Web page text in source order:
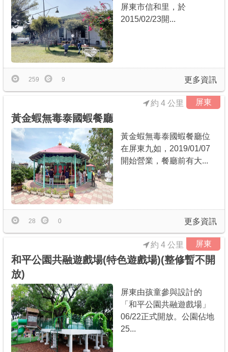
屏東市信和里，於
2015/02/23開...
更多資訊
259 9
屏東
約 4 公里
黃金蝦無毒泰國蝦餐廳
黃金蝦無毒泰國蝦餐廳位
在屏東九如，2019/01/07
開始營業，餐廳前有大...
更多資訊
28 0
屏東
約 4 公里
和平公園共融遊戲場(特色遊戲場)(整修暫不開
放)
屏東由孩童參與設計的
「和平公園共融遊戲場」
06/22正式開放。公園佔地
25...